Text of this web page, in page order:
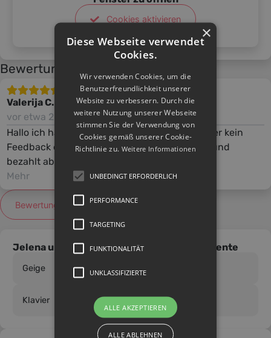
Cookies aktivieren
Bewertungen
Valerija C.
vor etwa 2 Jahren
Hallo ich habe Jelena gebucht und noch immer kein
Feedback erhalten, ich habe ihr geschrieben und
bezahlt aber es meldet sich keiner.
Mehr
Bewertung schreiben
Jelena unterrichtet die folgenden Instrumente
Geige
Klavier
×
Diese Webseite verwendet
Cookies.
Wir verwenden Cookies, um die
Benutzerfreundlichkeit unserer
Website zu verbessern. Durch die
weitere Nutzung unserer Webseite
stimmen Sie der Verwendung von
Cookies gemäß unserer Cookie-
Richtlinie zu. Weitere Informationen
UNBEDINGT ERFORDERLICH
PERFORMANCE
TARGETING
FUNKTIONALITÄT
UNKLASSIFIZIERTE
ALLE AKZEPTIEREN
ALLE ABLEHNEN